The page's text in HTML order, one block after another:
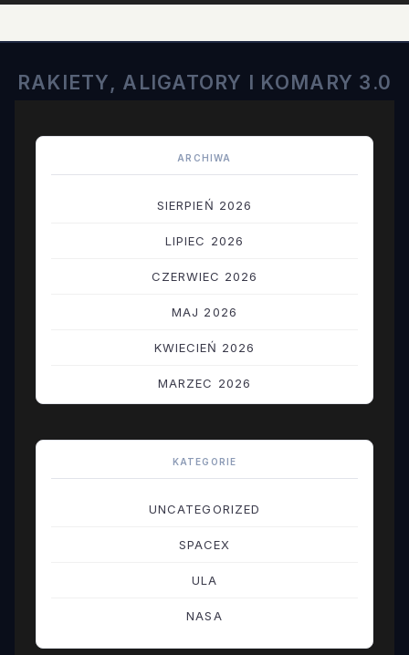
RAKIETY, ALIGATORY I KOMARY 3.0
ARCHIWA
SIERPIEŃ 2026
LIPIEC 2026
CZERWIEC 2026
MAJ 2026
KWIECIEŃ 2026
MARZEC 2026
STYCZEŃ 2026
KATEGORIE
UNCATEGORIZED
SPACEX
ULA
NASA